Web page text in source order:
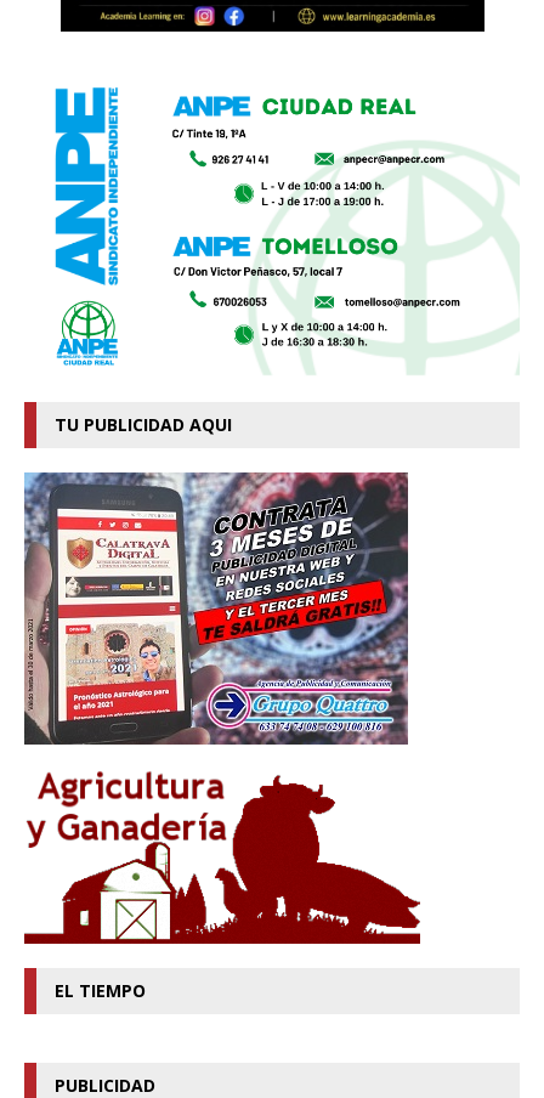
TU PUBLICIDAD AQUI
EL TIEMPO
PUBLICIDAD